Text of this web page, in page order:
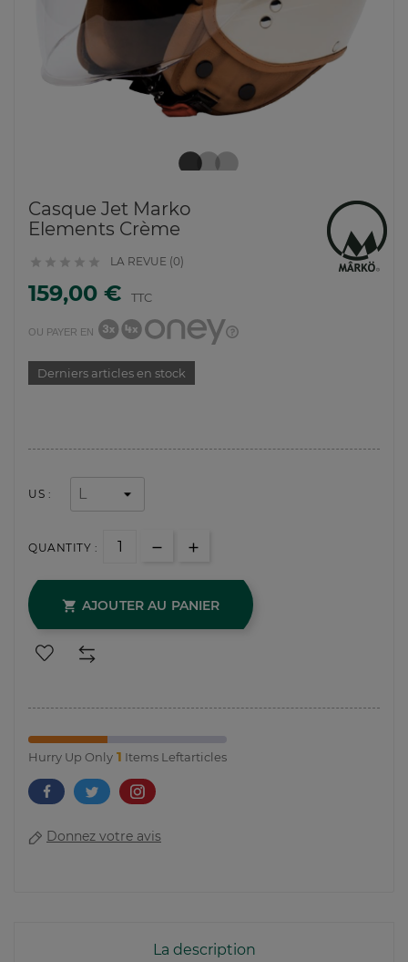
Casque Jet Marko
Elements Crème
     LA REVUE (0)
159,00 € TTC
OU PAYER EN
Derniers articles en stock
US :
QUANTITY :
 AJOUTER AU PANIER
Hurry Up Only 1 Items Leftarticles
Donnez votre avis
La description